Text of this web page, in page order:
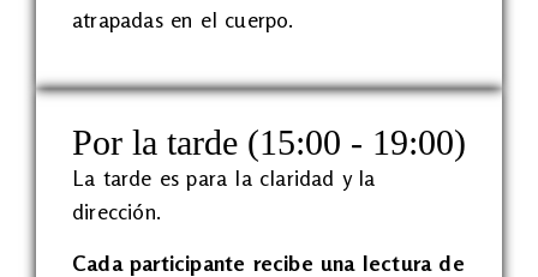
atrapadas en el cuerpo.
Por la tarde (15:00 - 19:00)
La tarde es para la claridad y la
dirección.
Cada participante recibe una lectura de